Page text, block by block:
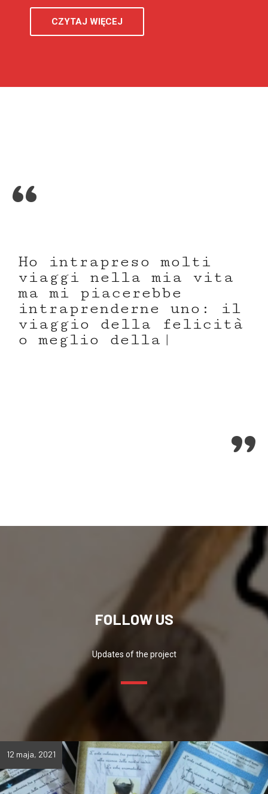
CZYTAJ WIĘCEJ
“
Ho intrapreso molti
viaggi nella mia vita
ma mi piacerebbe
intraprenderne uno : il
viaggio della felicità
o
meglio della
”
FOLLOW US
Updates of the project
12 maja, 2021